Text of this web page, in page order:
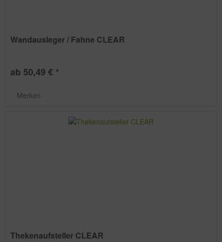
Wandausleger / Fahne CLEAR
ab 50,49 € *
Merken
Thekenaufsteller CLEAR